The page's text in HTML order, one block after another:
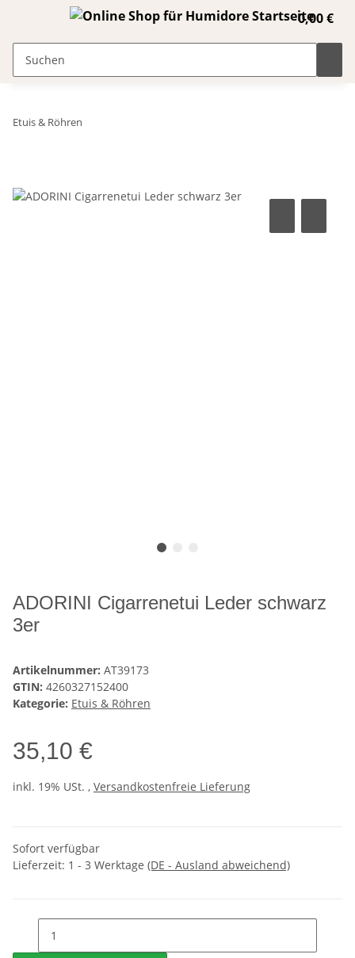
0,00 €
Etuis & Röhren
ADORINI Cigarrenetui Leder schwarz
3er
Artikelnummer: AT39173
GTIN: 4260327152400
Kategorie: Etuis & Röhren
35,10 €
inkl. 19% USt. , Versandkostenfreie Lieferung
Sofort verfügbar
Lieferzeit: 1 - 3 Werktage (DE - Ausland abweichend)